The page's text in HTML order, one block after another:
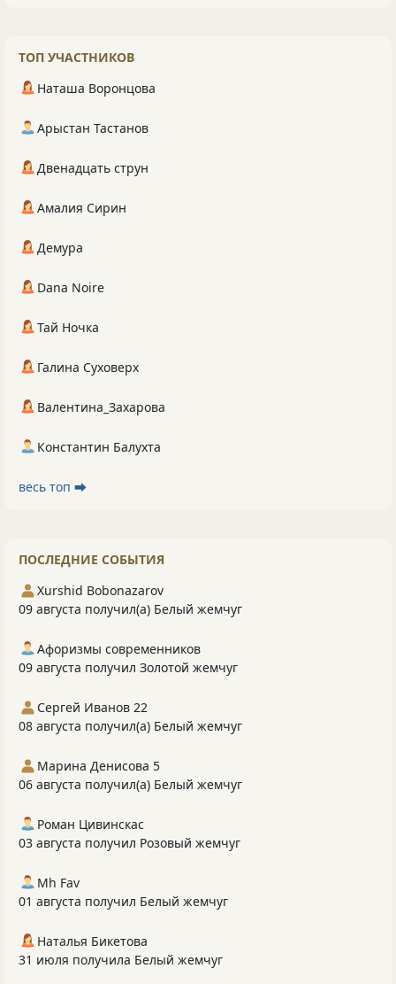
ТОП УЧАСТНИКОВ
Наташа Воронцова
Арыстан Тастанов
Двенадцать струн
Амалия Сирин
Демура
Dana Noire
Тай Ночка
Галина Суховерх
Валентина_Захарова
Константин Балухта
весь топ ⮕
ПОСЛЕДНИЕ СОБЫТИЯ
Xurshid Bobonazarov
09 августа получил(а) Белый жемчуг
Афоризмы современников
09 августа получил Золотой жемчуг
Сергей Иванов 22
08 августа получил(а) Белый жемчуг
Марина Денисова 5
06 августа получил(а) Белый жемчуг
Роман Цивинскас
03 августа получил Розовый жемчуг
Mh Fav
01 августа получил Белый жемчуг
Наталья Бикетова
31 июля получила Белый жемчуг